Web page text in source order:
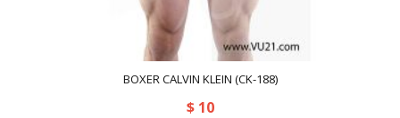
BOXER CALVIN KLEIN (CK-188)
$10